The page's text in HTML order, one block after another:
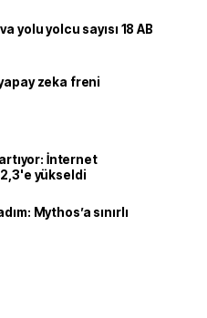
yolu yolcu sayısı 18 AB
zeka freni
İnternet
yükseldi
Mythos’a sınırlı